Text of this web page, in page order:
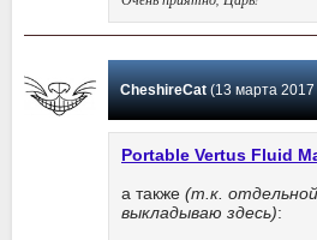
CheshireCat(13 марта 2017 22:25)
Portable Vertus Fluid
а также (т.к.
выкладываю здесь):